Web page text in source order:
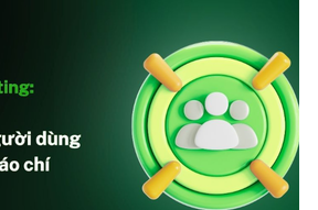
Chứng khoán
Giá cà phê